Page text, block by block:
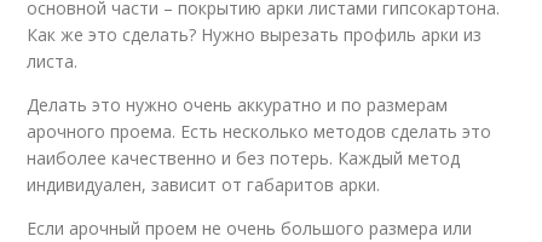
основной части – покрытию арки листами гипсокартона.
Как же это сделать? Нужно вырезать профиль арки из
листа.
Делать это нужно очень аккуратно и по размерам
арочного проема. Есть несколько методов сделать это
наиболее качественно и без потерь. Каждый метод
индивидуален, зависит от габаритов арки.
Если арочный проем не очень большого размера или